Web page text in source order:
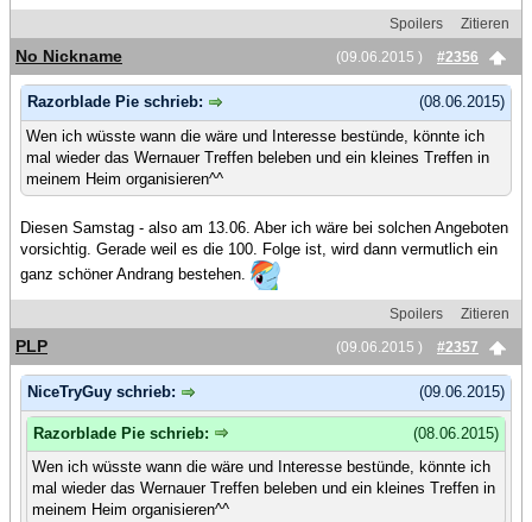
Spoilers
Zitieren
(09.06.2015 )
#2356
No Nickname
(08.06.2015)
Razorblade Pie schrieb:
Wen ich wüsste wann die wäre und Interesse bestünde, könnte ich
mal wieder das Wernauer Treffen beleben und ein kleines Treffen in
meinem Heim organisieren^^
Diesen Samstag - also am 13.06. Aber ich wäre bei solchen Angeboten
vorsichtig. Gerade weil es die 100. Folge ist, wird dann vermutlich ein
ganz schöner Andrang bestehen.
Spoilers
Zitieren
(09.06.2015 )
#2357
PLP
(09.06.2015)
NiceTryGuy schrieb:
(08.06.2015)
Razorblade Pie schrieb:
Wen ich wüsste wann die wäre und Interesse bestünde, könnte ich
mal wieder das Wernauer Treffen beleben und ein kleines Treffen in
meinem Heim organisieren^^